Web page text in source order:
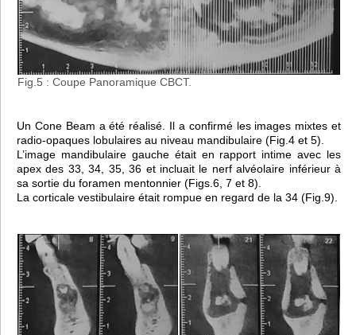
Fig.5 : Coupe Panoramique CBCT.
Un Cone Beam a été réalisé. Il a confirmé les images mixtes et
radio-opaques lobulaires au niveau mandibulaire (Fig.4 et 5).
L’image mandibulaire gauche était en rapport intime avec les
apex des 33, 34, 35, 36 et incluait le nerf alvéolaire inférieur à
sa sortie du foramen mentonnier (Figs.6, 7 et 8).
La corticale vestibulaire était rompue en regard de la 34 (Fig.9).